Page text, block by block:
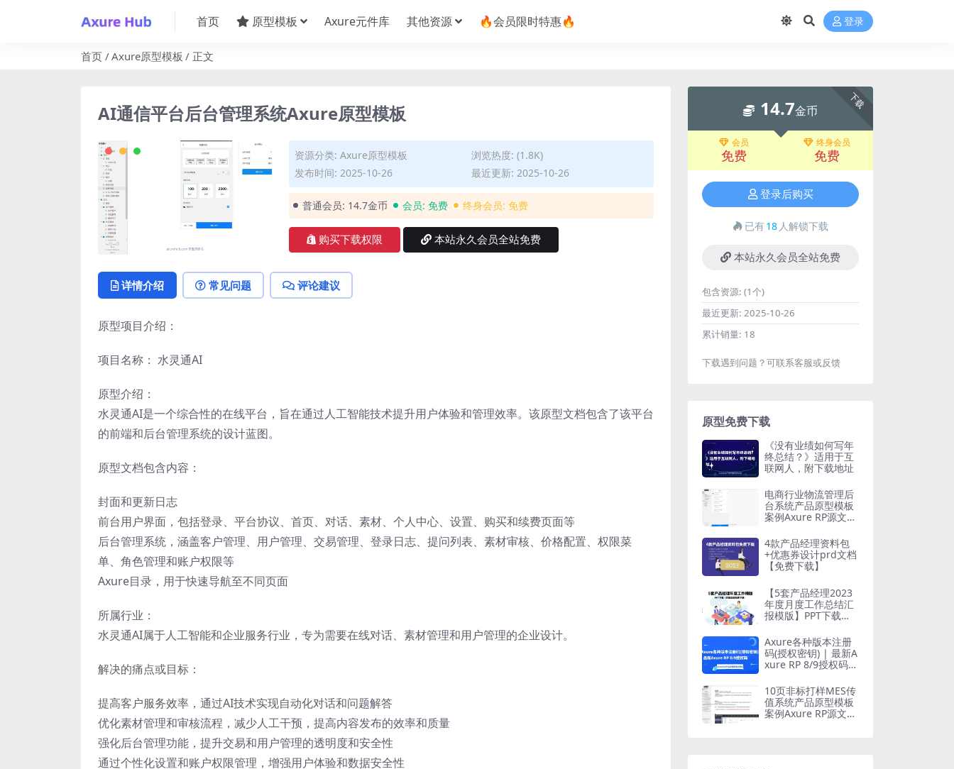
首页 原型模板 Axure元件库 其他资源 🔥会员限时特惠🔥 登录
首页 Axure原型模板 正文
AI通信平台后台管理系统Axure原型模板
资源分类: Axure原型模板
浏览热度: (1.8K)
发布时间: 2025-10-26
最近更新: 2025-10-26
普通会员: 14.7金币 会员: 免费 终身会员: 免费
购买下载权限 本站永久会员全站免费
详情介绍 常见问题 评论建议
原型项目介绍：
项目名称： 水灵通AI
原型介绍：
水灵通AI是一个综合性的在线平台，旨在通过人工智能技术提升用户体验和管理效率。该原型文档包含了该平台
的前端和后台管理系统的设计蓝图。
原型文档包含内容：
封面和更新日志
前台用户界面，包括登录、平台协议、首页、对话、素材、个人中心、设置、购买和续费页面等
后台管理系统，涵盖客户管理、用户管理、交易管理、登录日志、提问列表、素材审核、价格配置、权限菜
单、角色管理和账户权限等
Axure目录，用于快速导航至不同页面
所属行业：
水灵通AI属于人工智能和企业服务行业，专为需要在线对话、素材管理和用户管理的企业设计。
解决的痛点或目标：
提高客户服务效率，通过AI技术实现自动化对话和问题解答
优化素材管理和审核流程，减少人工干预，提高内容发布的效率和质量
强化后台管理功能，提升交易和用户管理的透明度和安全性
通过个性化设置和账户权限管理，增强用户体验和数据安全性
下载
14.7金币
会员
免费
终身会员
免费
登录后购买
已有18 人解锁下载
本站永久会员全站免费
包含资源: (1个)
最近更新: 2025-10-26
累计销量: 18
下载遇到问题？可联系客服或反馈
原型免费下载
《没有业绩如何写年
终总结？》适用于互
联网人，附下载地址
电商行业物流管理后
台系统产品原型模板
案例Axure RP源文件
4款产品经理资料包
+优惠券设计prd文档
【免费下载】
【5套产品经理2023
年度月度工作总结汇
报模版】PPT下载
载）
Axure各种版本注册
码(授权密钥) | 最新A
xure RP 8/9授权码
年11月更新】
10页非标打样MES传
值系统产品原型模板
案例Axure RP源文件